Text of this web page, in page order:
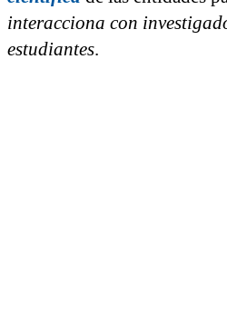
interacciona con
estudiantes.